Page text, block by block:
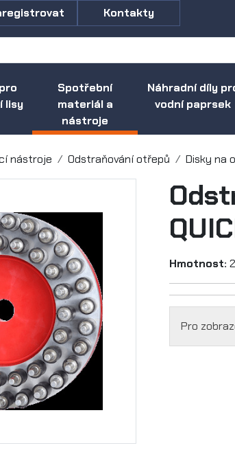
lisy
Spotřební
materiál a
nástroje
Náhradní díly
vodní paprsek
Kontakty
nástroje Odstraňování otřepů Disky na
Hmotnost:
Pro